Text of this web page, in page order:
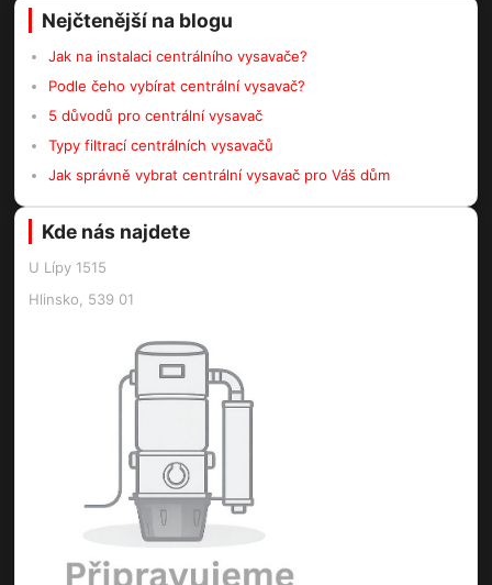
Nejčtenější na blogu
Jak na instalaci centrálního vysavače?
Podle čeho vybírat centrální vysavač?
5 důvodů pro centrální vysavač
Typy filtrací centrálních vysavačů
Jak správně vybrat centrální vysavač pro Váš dům
Kde nás najdete
U Lípy 1515
Hlinsko, 539 01